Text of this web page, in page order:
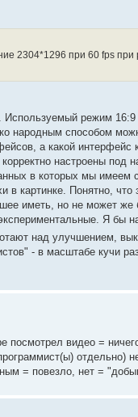
2304*1296 при 60 fps
режим
народным способом
а какой интерфейс
настроены под
в которых мы имеем
картинке. Понятно,
иметь, но не может
Я бы
над улучшением,
- в масштабе кучи
видео =
отдельно)
= повезло, нет =